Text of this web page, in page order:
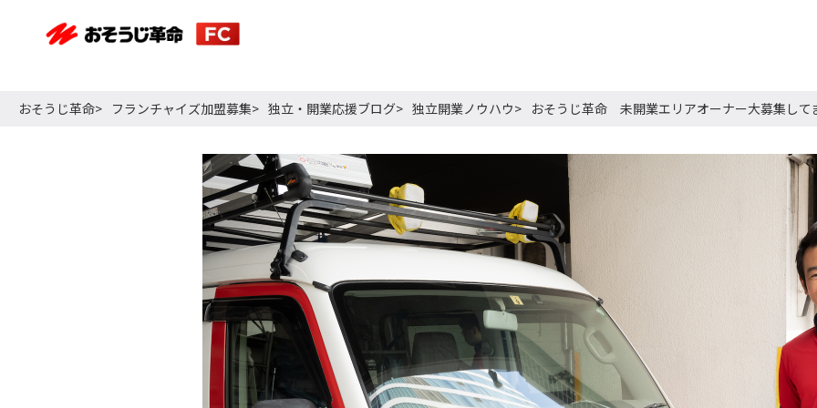
おそうじ革命 フランチャイズ加盟募集 独立・開業応援ブログ 独立開業ノウハウ おそうじ革命 未開業エリアオーナー大募集して